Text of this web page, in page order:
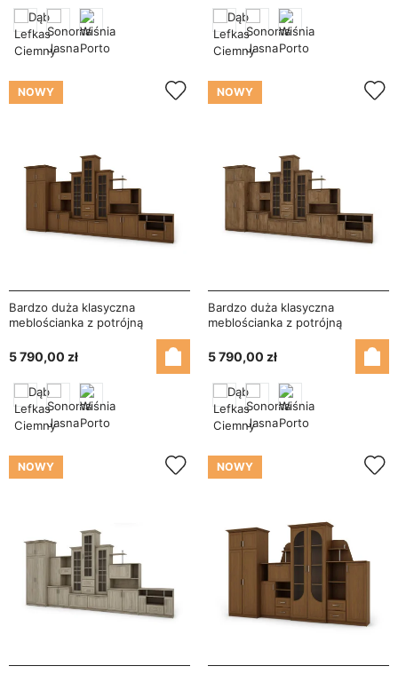
NOWY
Bardzo duża klasyczna
meblościanka z potrójną
witryną, pojemną szafą i szafką
RTV 440×207 cm Wiśnia Porto –
HADES + Szafa + RTV
5 790,00 zł
NOWY
Bardzo duża klasyczna
meblościanka z potrójną
witryną, pojemną szafą i szafką
RTV 440×207 cm Dąb Lefkas –
HADES + Szafa + RTV
5 790,00 zł
NOWY NOWY